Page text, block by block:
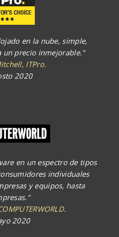
en la nube, simple,
un precio inmejorable."
ITPro.
2020
en un espectro de tipos
individuales
y equipos, hasta
2020